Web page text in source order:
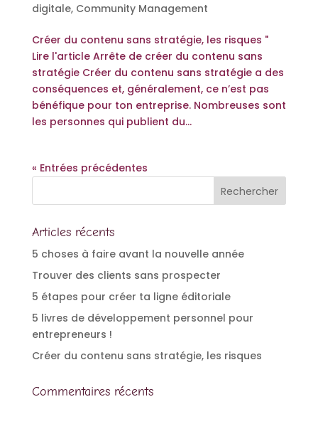
digitale, Community Management
Créer du contenu sans stratégie, les risques "
Lire l'article Arrête de créer du contenu sans
stratégie Créer du contenu sans stratégie a des
conséquences et, généralement, ce n’est pas
bénéfique pour ton entreprise. Nombreuses sont
les personnes qui publient du...
« Entrées précédentes
Articles récents
5 choses à faire avant la nouvelle année
Trouver des clients sans prospecter
5 étapes pour créer ta ligne éditoriale
5 livres de développement personnel pour
entrepreneurs !
Créer du contenu sans stratégie, les risques
Commentaires récents